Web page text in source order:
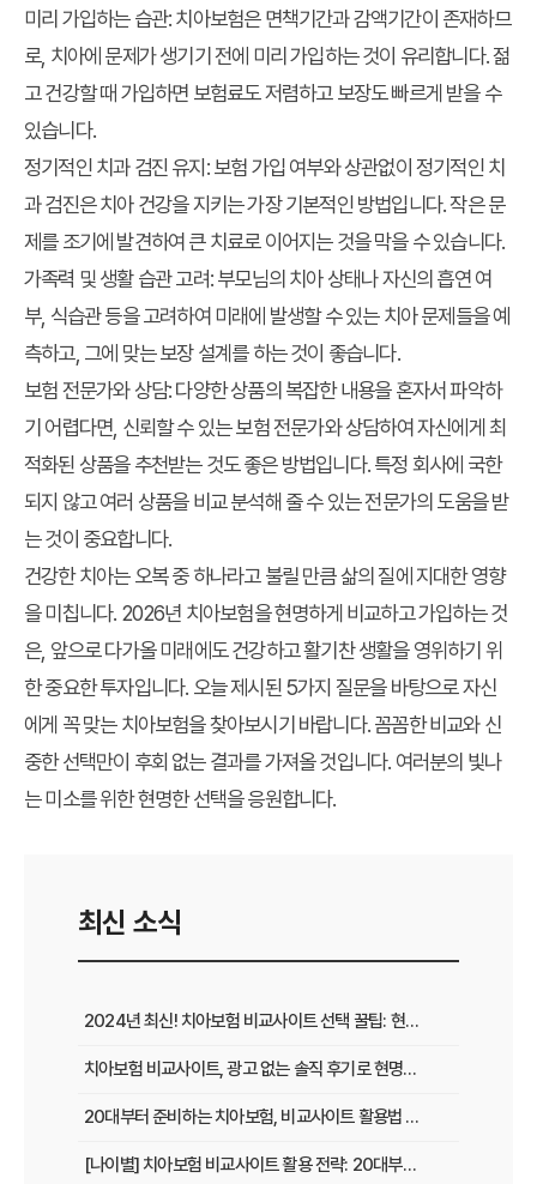
미리 가입하는 습관:치아보험은 면책기간과 감액기간이 존재하므
로, 치아에 문제가 생기기 전에 미리 가입하는 것이 유리합니다. 젊
고 건강할 때 가입하면 보험료도 저렴하고 보장도 빠르게 받을 수
있습니다.
정기적인 치과 검진 유지:보험 가입 여부와 상관없이 정기적인 치
과 검진은 치아 건강을 지키는 가장 기본적인 방법입니다. 작은 문
제를 조기에 발견하여 큰 치료로 이어지는 것을 막을 수 있습니다.
가족력 및 생활 습관 고려:부모님의 치아 상태나 자신의 흡연 여
부, 식습관 등을 고려하여 미래에 발생할 수 있는 치아 문제들을 예
측하고, 그에 맞는 보장 설계를 하는 것이 좋습니다.
보험 전문가와 상담:다양한 상품의 복잡한 내용을 혼자서 파악하
기 어렵다면, 신뢰할 수 있는 보험 전문가와 상담하여 자신에게 최
적화된 상품을 추천받는 것도 좋은 방법입니다. 특정 회사에 국한
되지 않고 여러 상품을 비교 분석해 줄 수 있는 전문가의 도움을 받
는 것이 중요합니다.
건강한 치아는 오복 중 하나라고 불릴 만큼 삶의 질에 지대한 영향
을 미칩니다. 2026년 치아보험을 현명하게 비교하고 가입하는 것
은, 앞으로 다가올 미래에도 건강하고 활기찬 생활을 영위하기 위
한 중요한 투자입니다. 오늘 제시된 5가지 질문을 바탕으로 자신
에게 꼭 맞는 치아보험을 찾아보시기 바랍니다. 꼼꼼한 비교와 신
중한 선택만이 후회 없는 결과를 가져올 것입니다. 여러분의 빛나
는 미소를 위한 현명한 선택을 응원합니다.
최신 소식
2024년 최신! 치아보험 비교사이트 선택 꿀팁: 현명한 가입 전략 완벽 분석
치아보험 비교사이트, 광고 없는 솔직 후기로 현명하게 선택하는 법
20대부터 준비하는 치아보험, 비교사이트 활용법 A to Z
[나이별] 치아보험 비교사이트 활용 전략: 20대부터 60대까지 맞춤 가이드